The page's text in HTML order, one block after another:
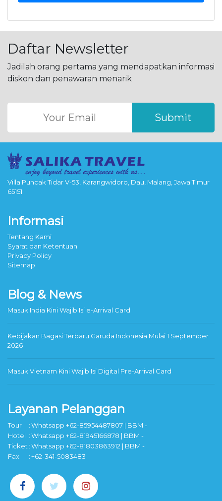
Daftar Newsletter
Jadilah orang pertama yang mendapatkan informasi
diskon dan penawaran menarik
Submit
Villa Puncak Tidar V-53, Karangwidoro, Dau, Malang, Jawa Timur
65151
Informasi
Tentang Kami
Syarat dan Ketentuan
Privacy Policy
Sitemap
Blog & News
Masuk India Kini Wajib Isi e-Arrival Card
Kebijakan Bagasi Terbaru Garuda Indonesia Mulai 1 September
2026
Masuk Vietnam Kini Wajib Isi Digital Pre-Arrival Card
Layanan Pelanggan
Tour :Whatsapp +62-85954487807 | BBM -
Hotel :Whatsapp +62-81945166878 | BBM -
Ticket:Whatsapp +62-81803863912 | BBM -
Fax
:+62-341-5083483